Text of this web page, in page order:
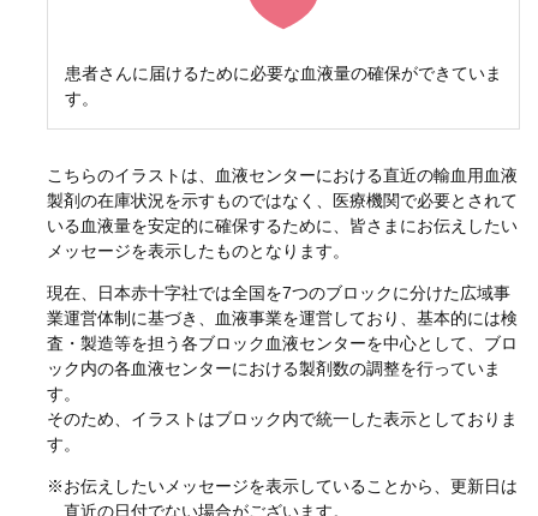
患者さんに届けるために必要な血液量の確保ができていま
す。
こちらのイラストは、血液センターにおける直近の輸血用血液
製剤の在庫状況を示すものではなく、医療機関で必要とされて
いる血液量を安定的に確保するために、皆さまにお伝えしたい
メッセージを表示したものとなります。
現在、日本赤十字社では全国を7つのブロックに分けた広域事
業運営体制に基づき、血液事業を運営しており、基本的には検
査・製造等を担う各ブロック血液センターを中心として、ブロ
ック内の各血液センターにおける製剤数の調整を行っていま
す。
そのため、イラストはブロック内で統一した表示としておりま
す。
※お伝えしたいメッセージを表示していることから、更新日は
直近の日付でない場合がございます。